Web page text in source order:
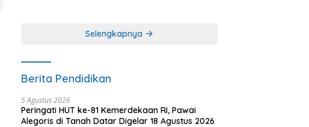
Selengkapnya
Berita Pendidikan
5 Agustus 2026
Peringati HUT ke-81 Kemerdekaan RI, Pawai
Alegoris di Tanah Datar Digelar 18 Agustus 2026